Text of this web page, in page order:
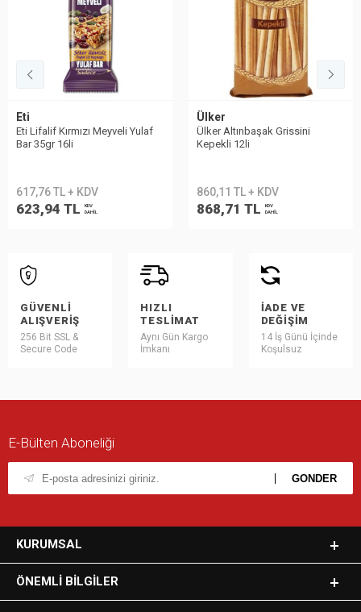
Eti
Eti Lifalif Kırmızı Meyveli Yulaf
Bar 35gr 16li
617,76 TL + KDV
623,94 TL
KDV
DAHİL
Ülker
Ülker Altınbaşak Grissini
Kepekli 12li
860,11 TL + KDV
868,71 TL
KDV
DAHİL
GÜVENLI
ALIŞVERIŞ
256 Bit SSL &
Secure Code
HIZLI
TESLIMAT
Aynı Gün Kargo
İmkanı
İADE VE
DEĞIŞIM
14 İş Günü İçinde
Koşulsuz
E-Bülten Aboneliği
KURUMSAL
ÖNEMLI BILGILER